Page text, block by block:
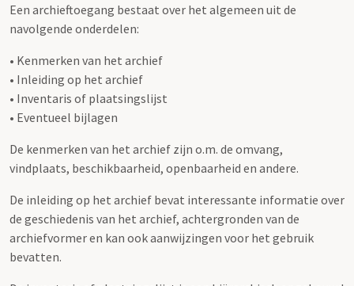
Een archieftoegang bestaat over het algemeen uit de
navolgende onderdelen:
• Kenmerken van het archief
• Inleiding op het archief
• Inventaris of plaatsingslijst
• Eventueel bijlagen
De kenmerken van het archief zijn o.m. de omvang,
vindplaats, beschikbaarheid, openbaarheid en andere.
De inleiding op het archief bevat interessante informatie over
de geschiedenis van het archief, achtergronden van de
archiefvormer en kan ook aanwijzingen voor het gebruik
bevatten.